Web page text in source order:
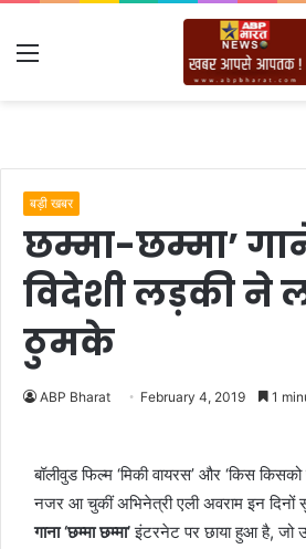
Menu
बड़ी खबर
छम्मा-छम्मा’
विदेशी लड़की ने
ठुमके
ABP Bharat February 4, 2019 1
बॉलीवुड फिल्म ‘मिकी वायरस’ और ‘किस
नजर आ चुकीं अभिनेत्री एली अवराम इन दिनों
गाना ‘छम्मा छम्मा’इंटरनेट पर छाया हुआ है, जो